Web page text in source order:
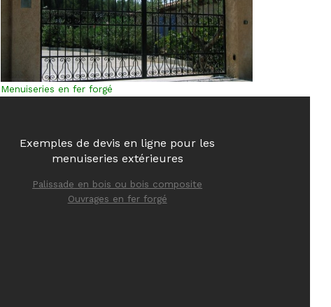
Menuiseries en fer forgé
Exemples de devis en ligne pour les
menuiseries extérieures
Palissade en bois ou bois composite
Ouvrages en fer forgé